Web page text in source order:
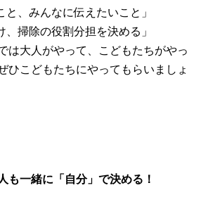
、みんなに伝えたいこと」
掃除の役割分担を決める」
は大人がやって、こどもたちがやっ
ひこどもたちにやってもらいましょ
一緒に「自分」で決める！